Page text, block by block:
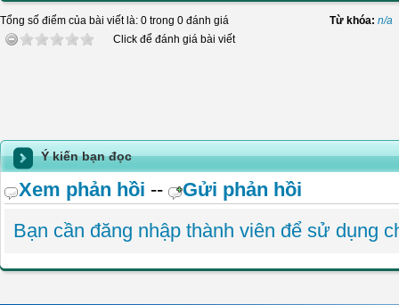
Tổng số điểm của bài viết là: 0 trong 0 đánh giá
Click để đánh giá bài viết
Từ khóa: n/a
Ý kiến bạn đọc
Xem phản hồi --
Gửi phản hồi
Bạn cần đăng nhập thành viên để sử dụng